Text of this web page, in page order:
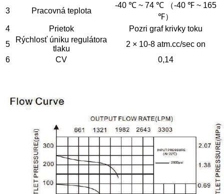
3 Pracovná teplota
-40 ℃ ~ 74 ℃ （-40 ℉ ~ 165
℉）
4
Prietok
Pozri graf krivky toku
5
Rýchlosť úniku regulátora
tlaku
2 × 10-8 atm.cc/sec on
6
CV 0,14